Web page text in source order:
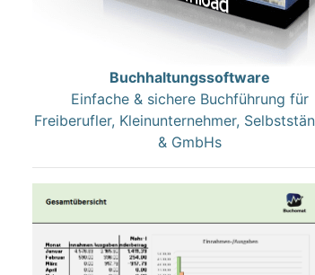
Buchhaltungssoftware
Einfache & sichere Buchführung für
Freiberufler, Kleinunternehmer,
& GmbHs